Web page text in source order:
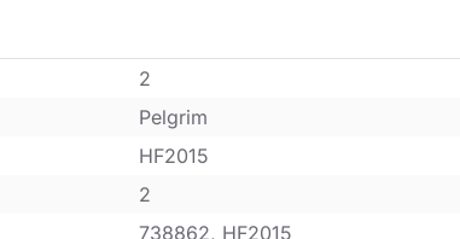
2
Pelgrim
HF2015
2
738862, HF2015